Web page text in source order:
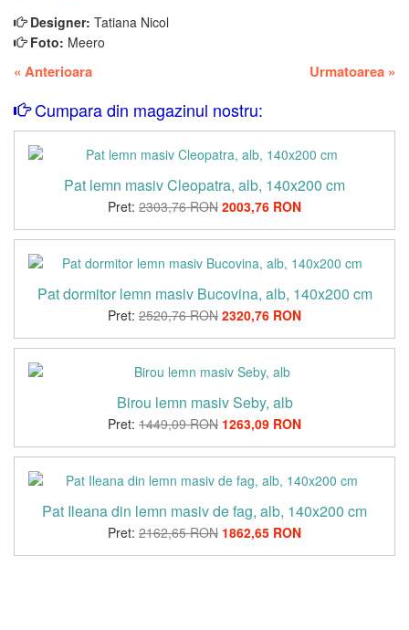
Designer: Tatiana Nicol
Foto: Meero
« Anterioara Urmatoarea »
Cumpara din magazinul nostru:
Pat lemn masiv Cleopatra, alb, 140x200 cm
Pret: 2303,76 RON 2003,76 RON
Pat dormitor lemn masiv Bucovina, alb, 140x200 cm
Pret: 2520,76 RON 2320,76 RON
Birou lemn masiv Seby, alb
Pret: 1449,09 RON 1263,09 RON
Pat Ileana din lemn masiv de fag, alb, 140x200 cm
Pret: 2162,65 RON 1862,65 RON